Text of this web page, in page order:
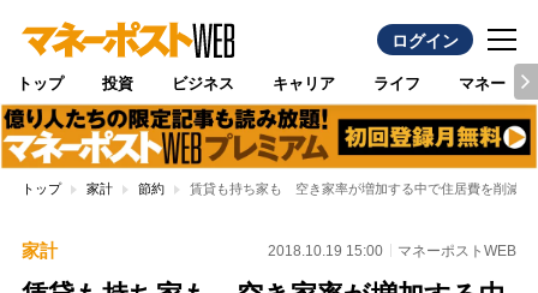
ログイン
トップ 投資 ビジネス キャリア ライフ マネー
トップ 家計 節約 賃貸も持ち家も 空き家率が増加する中で住居費を削減す
家計 2018.10.19 15:00 マネーポストWEB